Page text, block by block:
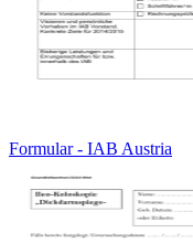
Formular - IAB Austria